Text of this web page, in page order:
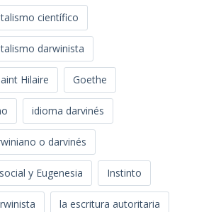
científico
darwinista
Hilaire Goethe
idioma darvinés
o darvinés
y Eugenesia Instinto
la escritura autoritaria